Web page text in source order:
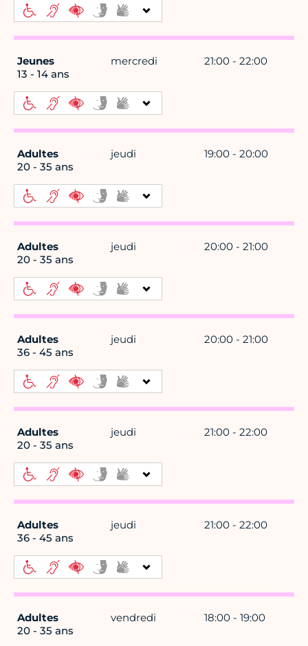
Jeunes
13 - 14 ans
mercredi 21:00 - 22:00
Adultes
20 - 35 ans
jeudi 19:00 - 20:00
Adultes
20 - 35 ans
jeudi 20:00 - 21:00
Adultes
36 - 45 ans
jeudi 20:00 - 21:00
Adultes
20 - 35 ans
jeudi 21:00 - 22:00
Adultes
36 - 45 ans
jeudi 21:00 - 22:00
Adultes
20 - 35 ans
vendredi 18:00 - 19:00